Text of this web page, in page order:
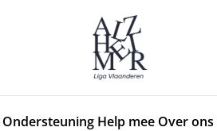
Ondersteuning Help mee Over ons